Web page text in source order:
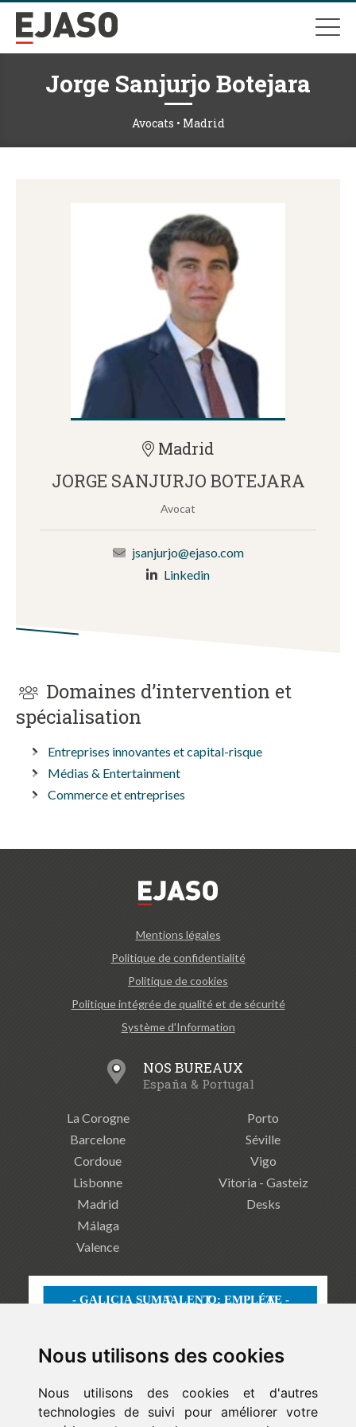
Nous utilisons des cookies
Nous utilisons des cookies et d'autres
technologies de suivi pour améliorer votre
Jorge Sanjurjo Botejara
Avocats • Madrid
Madrid
JORGE SANJURJO BOTEJARA
Avocat
jsanjurjo@ejaso.com
Linkedin
Domaines d’intervention et
spécialisation
Entreprises innovantes et capital-risque
Médias & Entertainment
Commerce et entreprises
Mentions légales
Politique de confidentialité
Politique de cookies
Politique intégrée de qualité et de sécurité
Système d'Information
NOS BUREAUX
España & Portugal
La Corogne
Barcelone
Cordoue
Lisbonne
Madrid
Málaga
Valence
Porto
Séville
Vigo
Vitoria - Gasteiz
Desks